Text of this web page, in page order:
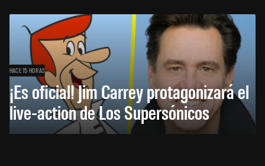
HACE 15 HORAS
¡Es oficial! Jim Carrey protagonizará el
live-action de Los Supersónicos